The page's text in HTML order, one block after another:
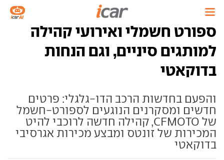
ספורט חשמלי ואירועי קהילה
למותגים סיניים, וגם הנחות
בדוקאטי
והפעם בחדשות הרכב הדו-גלגלי: פרטים
חדשים ומסקרנים הנוגעים לספורט-חשמל
של CFMOTO, קהילה חדשה לרוכבי להיט
המכירות של זונטס ומבצע מכירות אגרסיבי
בדוקאטי